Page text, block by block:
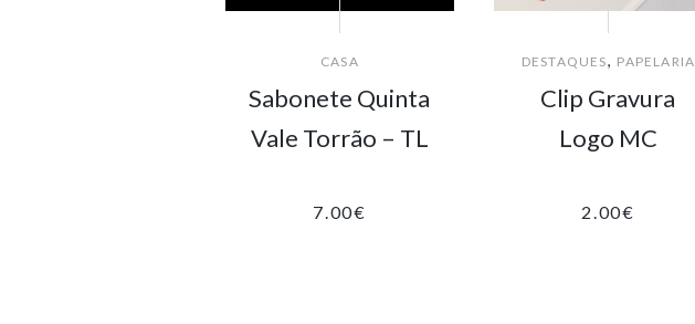
CASA
Sabonete Quinta
Vale Torrão – TL
7.00€
DESTAQUES, PAPELARIA
Clip Gravura
Logo MC
2.00€